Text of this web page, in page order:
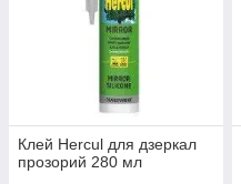
Клей Hercul для дзеркал
прозорий 280 мл